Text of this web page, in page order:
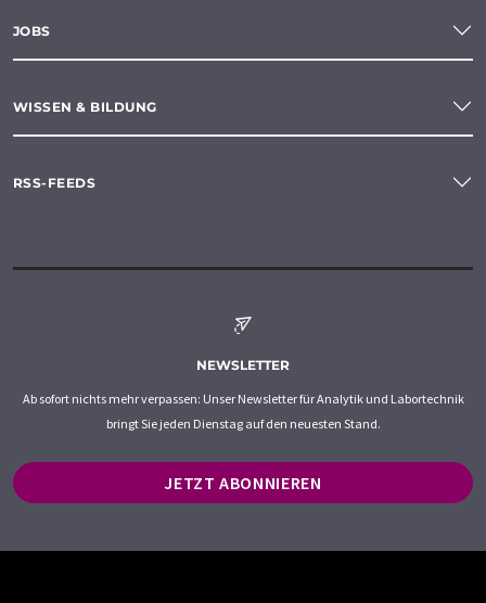
JOBS
WISSEN & BILDUNG
RSS-FEEDS
NEWSLETTER
Ab sofort nichts mehr verpassen: Unser Newsletter für Analytik und Labortechnik
bringt Sie jeden Dienstag auf den neuesten Stand.
JETZT ABONNIEREN